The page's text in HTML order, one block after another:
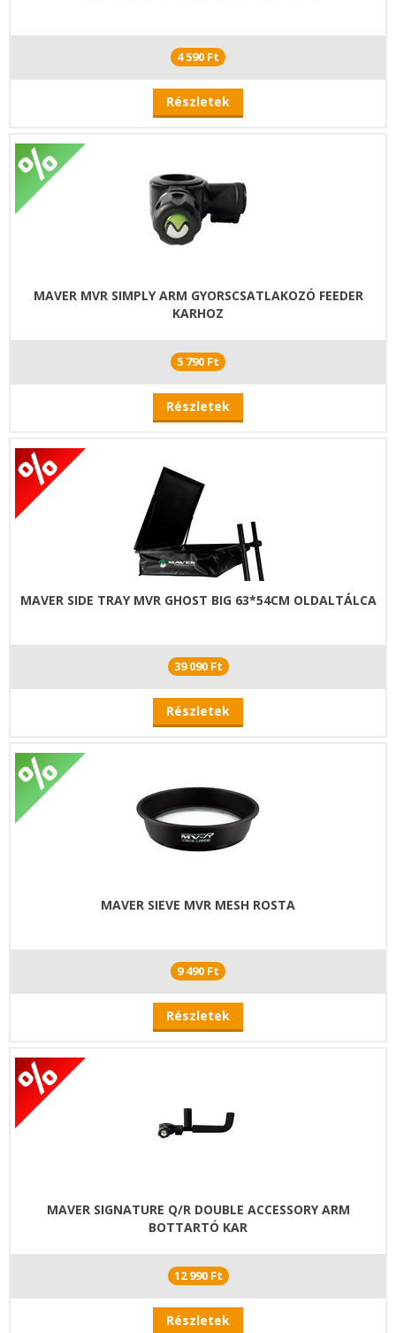
4 590 Ft
Részletek
MAVER MVR SIMPLY ARM GYORSCSATLAKOZÓ FEEDER
KARHOZ
5 790 Ft
Részletek
MAVER SIDE TRAY MVR GHOST BIG 63*54CM OLDALTÁLCA
39 090 Ft
Részletek
MAVER SIEVE MVR MESH ROSTA
9 490 Ft
Részletek
MAVER SIGNATURE Q/R DOUBLE ACCESSORY ARM
BOTTARTÓ KAR
12 990 Ft
Részletek